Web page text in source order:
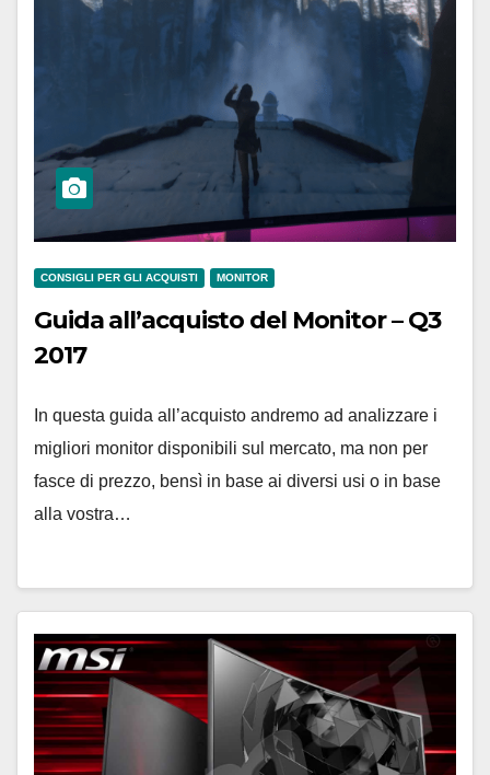
CONSIGLI PER GLI ACQUISTI MONITOR
Guida all’acquisto del Monitor – Q3
2017
In questa guida all’acquisto andremo ad analizzare i
migliori monitor disponibili sul mercato, ma non per
fasce di prezzo, bensì in base ai diversi usi o in base
alla vostra…